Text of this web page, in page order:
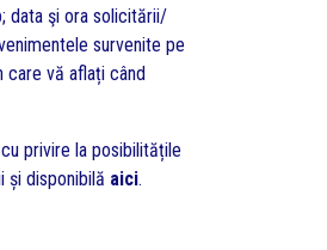
data şi ora solicitării/
survenite pe
care vă aflați când
privire la posibilitățile
și disponibilă aici.